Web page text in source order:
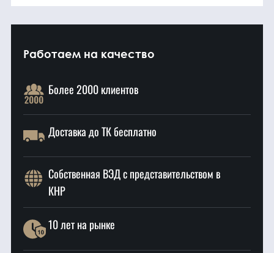
Работаем на качество
Более 2000 клиентов
Доставка до ТК бесплатно
Собственная ВЭД с представительством в
КНР
10 лет на рынке